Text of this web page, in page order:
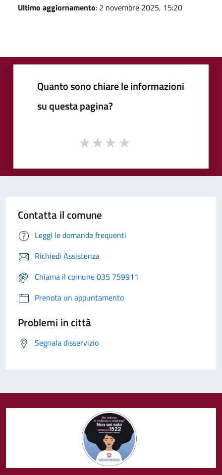
Ultimo aggiornamento: 2 novembre 2025, 15:20
Quanto sono chiare le informazioni
su questa pagina?
Contatta il comune
Leggi le domande frequenti
Richiedi Assistenza
Chiama il comune 035 759911
Prenota un appuntamento
Problemi in città
Segnala disservizio